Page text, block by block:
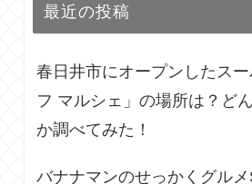
最近の投稿
春日井市にオープンしたス
フ マルシェ」の場所は？ど
か調べてみた！
バナナマンのせっかくグル